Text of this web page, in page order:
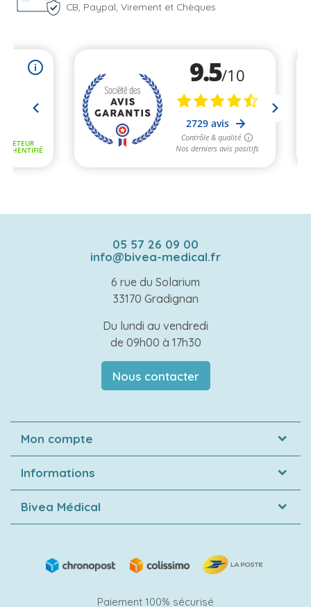
CB, Paypal, Virement et Chèques
05 57 26 09 00
info@bivea-medical.fr
6 rue du Solarium
33170 Gradignan
Du lundi au vendredi
de 09h00 à 17h30
Nous contacter
Mon compte
Informations
Bivea Médical
Paiement 100% sécurisé